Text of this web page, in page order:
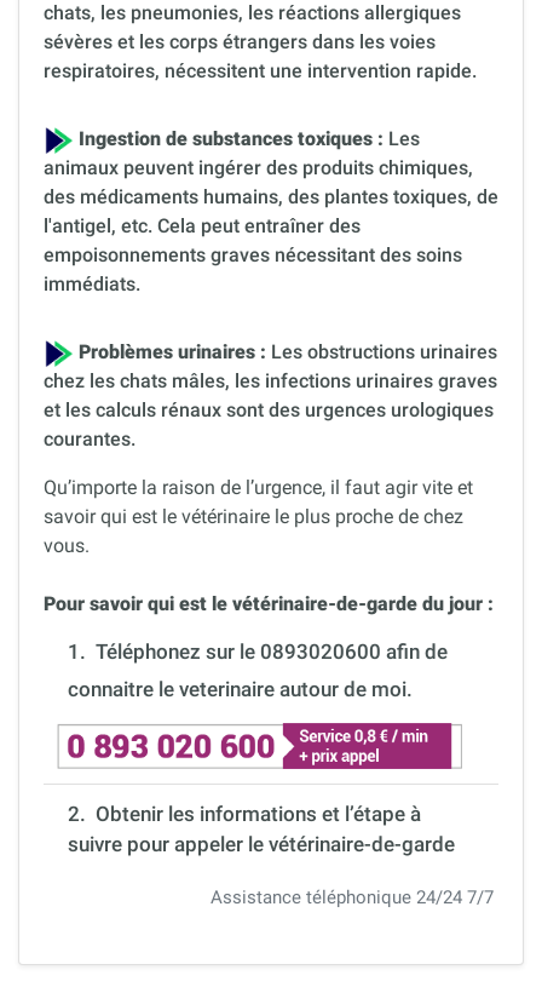
chats, les pneumonies, les réactions allergiques
sévères et les corps étrangers dans les voies
respiratoires, nécessitent une intervention rapide.
Ingestion de substances toxiques : Les
animaux peuvent ingérer des produits chimiques,
des médicaments humains, des plantes toxiques, de
l'antigel, etc. Cela peut entraîner des
empoisonnements graves nécessitant des soins
immédiats.
Problèmes urinaires : Les obstructions urinaires
chez les chats mâles, les infections urinaires graves
et les calculs rénaux sont des urgences urologiques
courantes.
Qu’importe la raison de l’urgence, il faut agir vite et
savoir qui est le vétérinaire le plus proche de chez
vous.
Pour savoir qui est le vétérinaire-de-garde du jour :
1. Téléphonez sur le 0893020600 afin de
connaitre le veterinaire autour de moi.
2. Obtenir les informations et l’étape à
suivre pour appeler le vétérinaire-de-garde
Assistance téléphonique 24/24 7/7